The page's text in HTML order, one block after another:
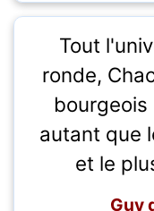
Tout
ronde,
bourgeois
autant que
et le
Guy